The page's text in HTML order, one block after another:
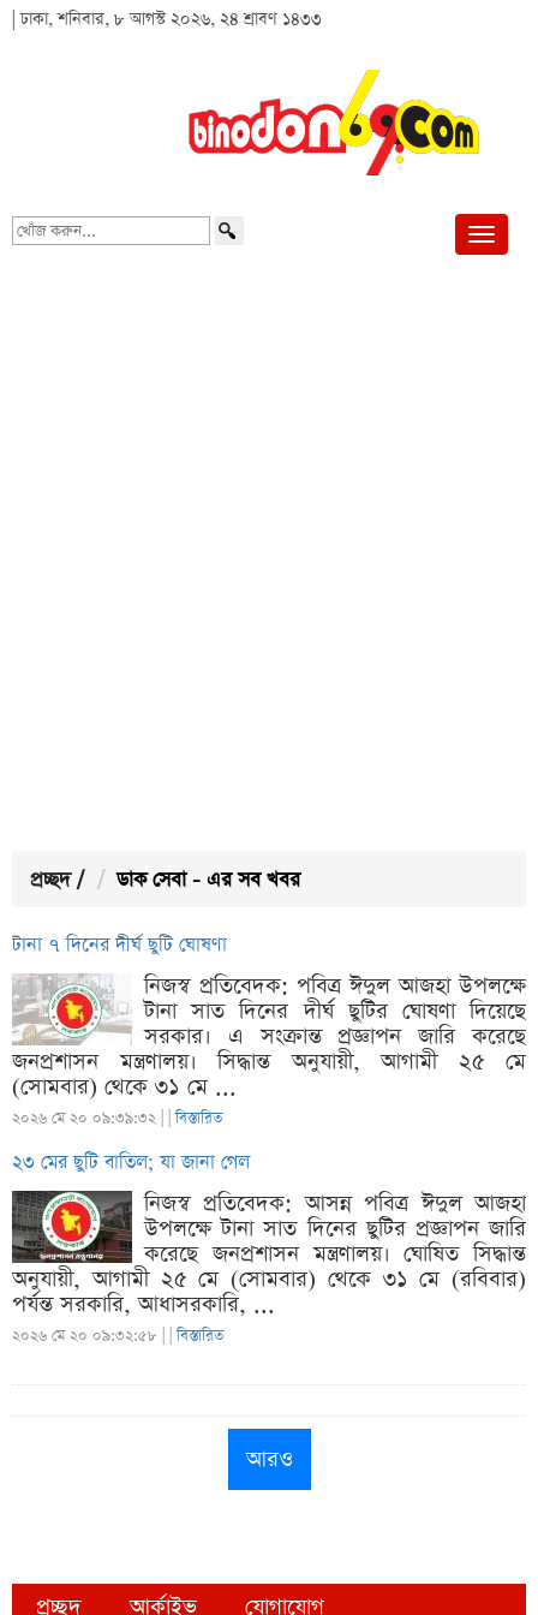
| ঢাকা, শনিবার, ৮ আগস্ট ২০২৬, ২৪ শ্রাবণ ১৪৩৩
খোঁজ
প্রচ্ছদ / ডাক সেবা - এর সব খবর
টানা ৭ দিনের দীর্ঘ ছুটি ঘোষণা
নিজস্ব প্রতিবেদক: পবিত্র ঈদুল আজহা উপলক্ষে
টানা সাত দিনের দীর্ঘ ছুটির ঘোষণা দিয়েছে
সরকার। এ সংক্রান্ত প্রজ্ঞাপন জারি করেছে
জনপ্রশাসন মন্ত্রণালয়। সিদ্ধান্ত অনুযায়ী, আগামী ২৫ মে
(সোমবার) থেকে ৩১ মে ...
২০২৬ মে ২০ ০৯:৩৯:৩২ | |বিস্তারিত
২৩ মের ছুটি বাতিল; যা জানা গেল
নিজস্ব প্রতিবেদক: আসন্ন পবিত্র ঈদুল আজহা
উপলক্ষে টানা সাত দিনের ছুটির প্রজ্ঞাপন জারি
করেছে জনপ্রশাসন মন্ত্রণালয়। ঘোষিত সিদ্ধান্ত
অনুযায়ী, আগামী ২৫ মে (সোমবার) থেকে ৩১ মে (রবিবার)
পর্যন্ত সরকারি, আধাসরকারি, ...
২০২৬ মে ২০ ০৯:৩২:৫৮ | |বিস্তারিত
আরও
প্রচ্ছদ আর্কাইভ যোগাযোগ